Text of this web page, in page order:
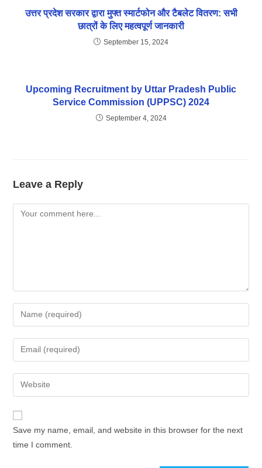
उत्तर प्रदेश सरकार द्वारा मुफ्त स्मार्टफोन और टैबलेट वितरण: सभी
छात्रों के लिए महत्वपूर्ण जानकारी
September 15, 2024
Upcoming Recruitment by Uttar Pradesh Public
Service Commission (UPPSC) 2024
September 4, 2024
Leave a Reply
Save my name, email, and website in this browser for the next
time I comment.